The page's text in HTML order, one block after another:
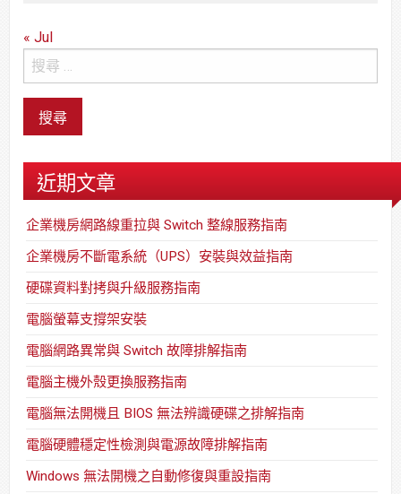
« Jul
近期文章
企業機房網路線重拉與 Switch 整線服務指南
企業機房不斷電系統（UPS）安裝與效益指南
硬碟資料對拷與升級服務指南
電腦螢幕支撐架安裝
電腦網路異常與 Switch 故障排解指南
電腦主機外殼更換服務指南
電腦無法開機且 BIOS 無法辨識硬碟之排解指南
電腦硬體穩定性檢測與電源故障排解指南
Windows 無法開機之自動修復與重設指南